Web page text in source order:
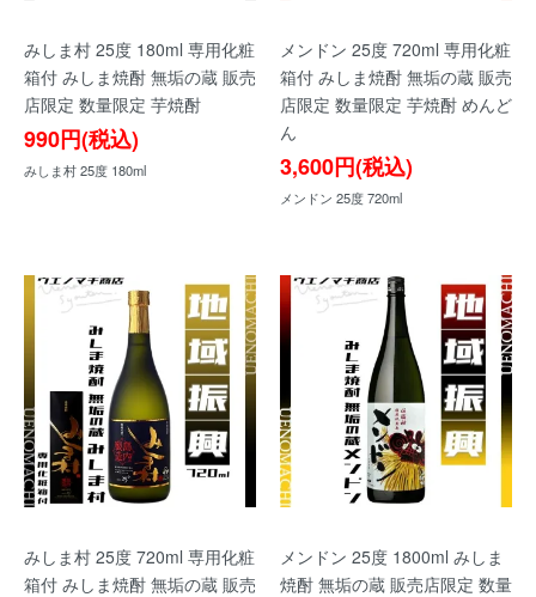
みしま村 25度 180ml 専用化粧
箱付 みしま焼酎 無垢の蔵 販売
店限定 数量限定 芋焼酎
990円(税込)
みしま村 25度 180ml
メンドン 25度 720ml 専用化粧
箱付 みしま焼酎 無垢の蔵 販売
店限定 数量限定 芋焼酎 めんど
ん
3,600円(税込)
メンドン 25度 720ml
みしま村 25度 720ml 専用化粧
箱付 みしま焼酎 無垢の蔵 販売
メンドン 25度 1800ml みしま
焼酎 無垢の蔵 販売店限定 数量